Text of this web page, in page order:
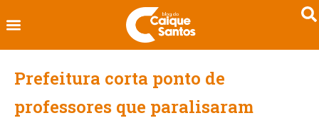
Prefeitura corta ponto de
professores que paralisaram